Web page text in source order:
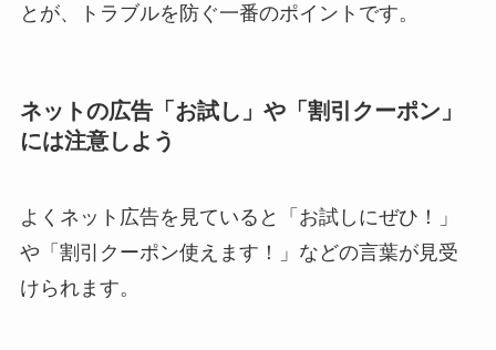
とが、トラブルを防ぐ一番のポイントです。
ネットの広告「お試し」や「割引クーポン」
には注意しよう
よくネット広告を見ていると「お試しにぜひ！」
や「割引クーポン使えます！」などの言葉が見受
けられます。